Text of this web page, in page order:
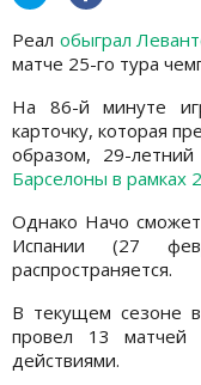
Реал обыграл
матче 25-го тура
На 86-й минуте
карточку, которая
образом, 29-
Барселоны в рамках
Однако Начо
Испании (27
распространяется.
В текущем сезоне
провел 13 матчей
действиями.